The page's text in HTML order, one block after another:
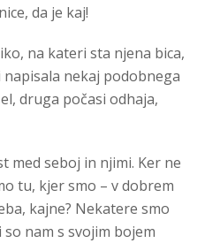
da je kaj!
na kateri sta njena bica,
nekaj podobnega
druga počasi odhaja,
med seboj in njimi. Ker ne
tu, kjer smo – v dobrem
kajne? Nekatere smo
nam s svojim bojem